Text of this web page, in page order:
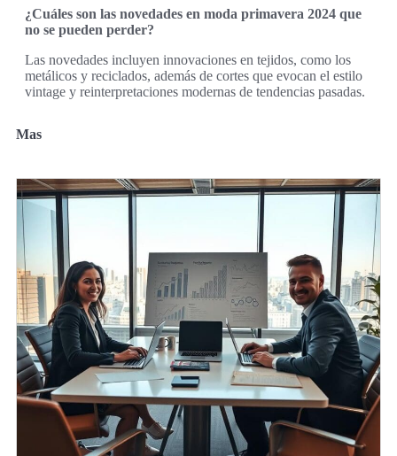
¿Cuáles son las novedades en moda primavera 2024 que
no se pueden perder?
Las novedades incluyen innovaciones en tejidos, como los
metálicos y reciclados, además de cortes que evocan el estilo
vintage y reinterpretaciones modernas de tendencias pasadas.
Mas